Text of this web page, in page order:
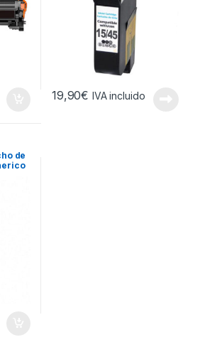
19,90€ IVA incluido
de